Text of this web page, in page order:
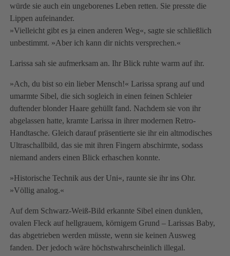
würde sie auch ein ungeborenes Leben retten. Sie presste die
Lippen aufeinander.
»Vielleicht gibt es ja einen anderen Weg«, sagte sie schließlich
unbestimmt. »Aber ich kann dir nichts versprechen.«
Larissa sah sie aufmerksam an. Ihr Blick ruhte warm auf ihr.
»Ach, du bist so ein lieber Mensch!« Larissa sprang auf und
umarmte Sibel, die sich sogleich in einen feinen Schleier
duftender blonder Haare gehüllt fand. Nachdem sie von ihr
abgelassen hatte, kramte Larissa in ihrer modernen Retro-
Handtasche. Gleich darauf präsentierte sie ihr ein altmodisches
Ultraschallbild, das sie mit ihren Fingern abschirmte, sodass
niemand anders einen Blick erhaschen konnte.
»Historische Technik aus der Uni«, raunte sie ihr ins Ohr.
»Völlig analog.«
Auf dem Schwarz-Weiß-Bild erkannte Sibel einen dunklen,
ovalen Fleck auf hellgrauem, körnigem Grund – Larissas Baby,
das abgetrieben werden müsste, wenn sie keinen Ausweg
fanden. Der jedoch wäre höchstwahrscheinlich illegal.